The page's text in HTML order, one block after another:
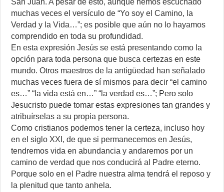
San Juan. A pesar de esto, aunque hemos escuchado
muchas veces el versículo de “Yo soy el Camino, la
Verdad y la Vida…”; es posible que aún no lo hayamos
comprendido en toda su profundidad.
En esta expresión Jesús se está presentando como la
opción para toda persona que busca certezas en este
mundo. Otros maestros de la antigüedad han señalado
muchas veces fuera de sí mismos para decir “el camino
es…” “la vida está en…” “la verdad es…”; Pero solo
Jesucristo puede tomar estas expresiones tan grandes y
atribuírselas a su propia persona.
Como cristianos podemos tener la certeza, incluso hoy
en el siglo XXI, de que si permanecemos en Jesús,
tendremos vida en abundancia y andaremos por un
camino de verdad que nos conducirá al Padre eterno.
Porque solo en el Padre nuestra alma tendrá el reposo y
la plenitud que tanto anhela.